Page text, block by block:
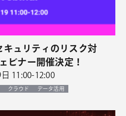
キュリティのリスク対
ビナー開催決定！
11:00-12:00
クラウド データ活用